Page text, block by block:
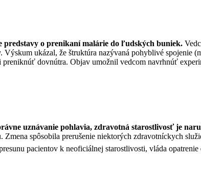
predstavy o prenikaní malárie do ľudských buniek.
Výskum ukázal, že štruktúra nazývaná pohyblivé
dovnútra. Objav umožnil vedcom navrhnúť
uznávanie pohlavia, zdravotná starostlivosť je
Zmena spôsobila prerušenie niektorých zdravotníckych
pacientov k neoficiálnej starostlivosti, vláda